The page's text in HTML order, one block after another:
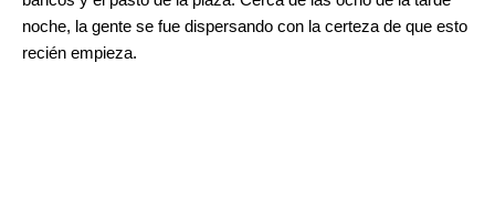
noche, la gente se fue dispersando con la certeza de que esto
recién empieza.